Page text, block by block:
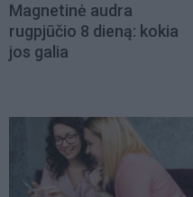
Magnetinė audra
rugpjūčio 8 dieną: kokia
jos galia